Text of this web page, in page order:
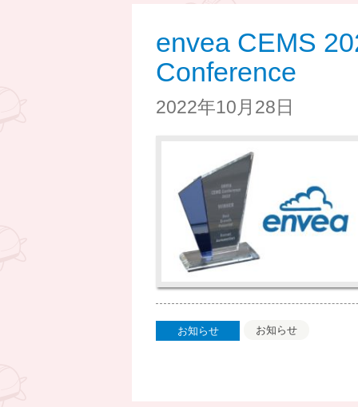
envea CEMS
Conference
2022年10月28日
お知らせ お知らせ